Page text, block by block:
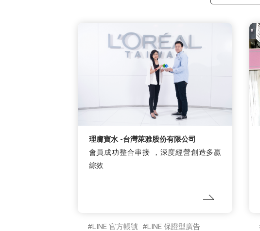
理膚寶水 -台灣萊雅股份有限公司
會員成功整合串接 ，深度經營創造多贏
綜效
LINE 官方帳號
LINE 保證型廣告